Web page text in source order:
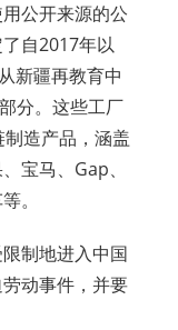
公开来源的公
自2017年以
新疆再教育中
分。这些工厂
造产品，涵盖
宝马、Gap、
。
制地进入中国
动事件，并要